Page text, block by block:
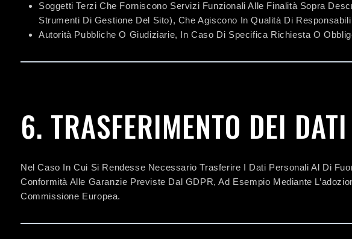
Soggetti Terzi Che Forniscono Servizi Funzionali Alle Finalità Sopra
Strumenti Di Gestione Del Sito), Che Agiscono In Qualità Di
Autorità Pubbliche O Giudiziarie, In Caso Di Specifica Richiesta O
6. TRASFERIMENTO DEI
Nel Caso In Cui Si Rendesse Necessario Trasferire I Dati Personali Al Di
Conformità Alle Garanzie Previste Dal GDPR, Ad Esempio Mediante
Commissione Europea.